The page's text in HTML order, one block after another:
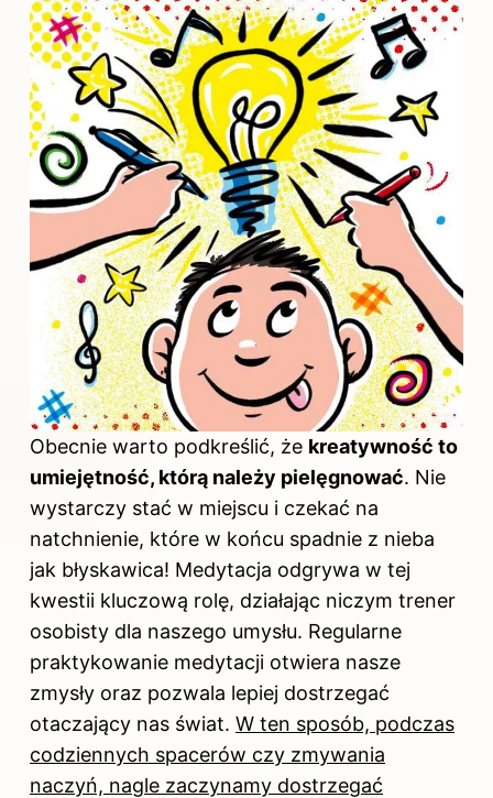
Obecnie warto podkreślić, że kreatywność to
umiejętność, którą należy pielęgnować. Nie
wystarczy stać w miejscu i czekać na
natchnienie, które w końcu spadnie z nieba
jak błyskawica! Medytacja odgrywa w tej
kwestii kluczową rolę, działając niczym trener
osobisty dla naszego umysłu. Regularne
praktykowanie medytacji otwiera nasze
zmysły oraz pozwala lepiej dostrzegać
otaczający nas świat. W ten sposób, podczas
codziennych spacerów czy zmywania
naczyń, nagle zaczynamy dostrzegać